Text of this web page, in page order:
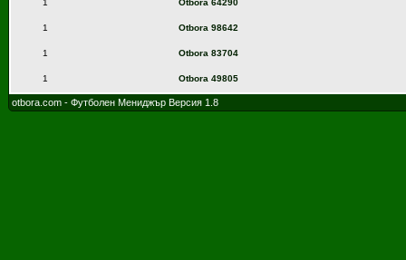
1 Otbora 64290
1 Otbora 98642
1 Otbora 83704
1 Otbora 49805
otbora.com - Футболен Мениджър Версия 1.8